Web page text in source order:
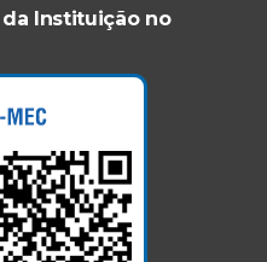
Instituição no